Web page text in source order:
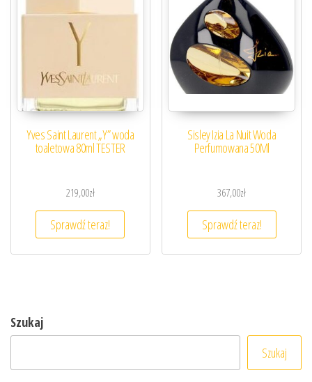
Yves Saint Laurent „Y” woda
toaletowa 80ml TESTER
219,00zł
Sprawdź teraz!
Sisley Izia La Nuit Woda
Perfumowana 50Ml
367,00zł
Sprawdź teraz!
Szukaj
Szukaj